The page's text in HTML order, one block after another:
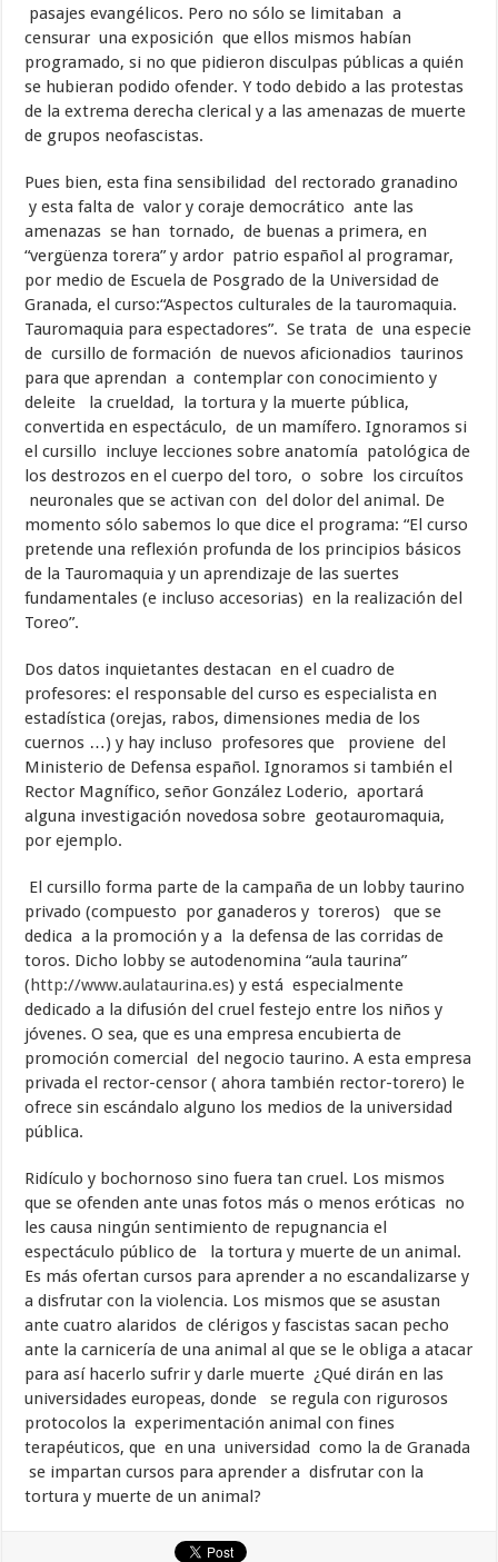
pasajes evangélicos. Pero no sólo se limitaban a
censurar una exposición que ellos mismos habían
programado, si no que pidieron disculpas públicas a quién
se hubieran podido ofender. Y todo debido a las protestas
de la extrema derecha clerical y a las amenazas de muerte
de grupos neofascistas.
Pues bien, esta fina sensibilidad del rectorado granadino
y esta falta de valor y coraje democrático ante las
amenazas se han tornado, de buenas a primera, en
“vergüenza torera” y ardor patrio español al programar,
por medio de Escuela de Posgrado de la Universidad de
Granada, el curso:“Aspectos culturales de la tauromaquia.
Tauromaquia para espectadores”. Se trata de una especie
de cursillo de formación de nuevos aficionadios taurinos
para que aprendan a contemplar con conocimiento y
deleite la crueldad, la tortura y la muerte pública,
convertida en espectáculo, de un mamífero. Ignoramos si
el cursillo incluye lecciones sobre anatomía patológica de
los destrozos en el cuerpo del toro, o sobre los circuítos
neuronales que se activan con del dolor del animal. De
momento sólo sabemos lo que dice el programa: “El curso
pretende una reflexión profunda de los principios básicos
de la Tauromaquia y un aprendizaje de las suertes
fundamentales (e incluso accesorias) en la realización del
Toreo”.
Dos datos inquietantes destacan en el cuadro de
profesores: el responsable del curso es especialista en
estadística (orejas, rabos, dimensiones media de los
cuernos …) y hay incluso profesores que proviene del
Ministerio de Defensa español. Ignoramos si también el
Rector Magnífico, señor González Loderio, aportará
alguna investigación novedosa sobre geotauromaquia,
por ejemplo.
El cursillo forma parte de la campaña de un lobby taurino
privado (compuesto por ganaderos y toreros) que se
dedica a la promoción y a la defensa de las corridas de
toros. Dicho lobby se autodenomina “aula taurina”
(http://www.aulataurina.es) y está especialmente
dedicado a la difusión del cruel festejo entre los niños y
jóvenes. O sea, que es una empresa encubierta de
promoción comercial del negocio taurino. A esta empresa
privada el rector-censor ( ahora también rector-torero) le
ofrece sin escándalo alguno los medios de la universidad
pública.
Ridículo y bochornoso sino fuera tan cruel. Los mismos
que se ofenden ante unas fotos más o menos eróticas no
les causa ningún sentimiento de repugnancia el
espectáculo público de la tortura y muerte de un animal.
Es más ofertan cursos para aprender a no escandalizarse y
a disfrutar con la violencia. Los mismos que se asustan
ante cuatro alaridos de clérigos y fascistas sacan pecho
ante la carnicería de una animal al que se le obliga a atacar
para así hacerlo sufrir y darle muerte ¿Qué dirán en las
universidades europeas, donde se regula con rigurosos
protocolos la experimentación animal con fines
terapéuticos, que en una universidad como la de Granada
se impartan cursos para aprender a disfrutar con la
tortura y muerte de un animal?